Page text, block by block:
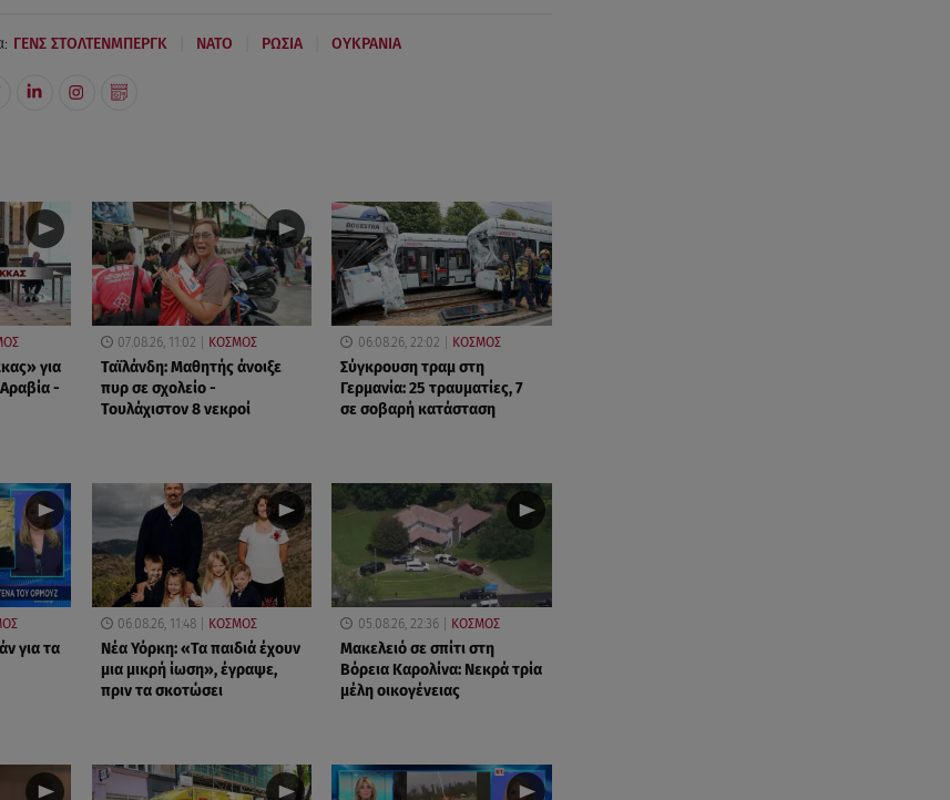
ΓΕΝΣ ΣΤΟΛΤΕΝΜΠΕΡΓΚ ΝΑΤΟ ΡΩΣΙΑ ΟΥΚΡΑΝΙΑ
για
-
07.08.26, 11:02 ΚΟΣΜΟΣ
Ταϊλάνδη: Μαθητής άνοιξε
πυρ σε σχολείο -
Τουλάχιστον 8 νεκροί
06.08.26, 22:02 ΚΟΣΜΟΣ
Σύγκρουση τραμ στη
Γερμανία: 25 τραυματίες, 7
σε σοβαρή κατάσταση
για τα
06.08.26, 11:48 ΚΟΣΜΟΣ
Νέα Υόρκη: «Τα παιδιά έχουν
μια μικρή ίωση», έγραψε,
πριν τα σκοτώσει
05.08.26, 22:36 ΚΟΣΜΟΣ
Μακελειό σε σπίτι στη
Βόρεια Καρολίνα: Νεκρά τρία
μέλη οικογένειας